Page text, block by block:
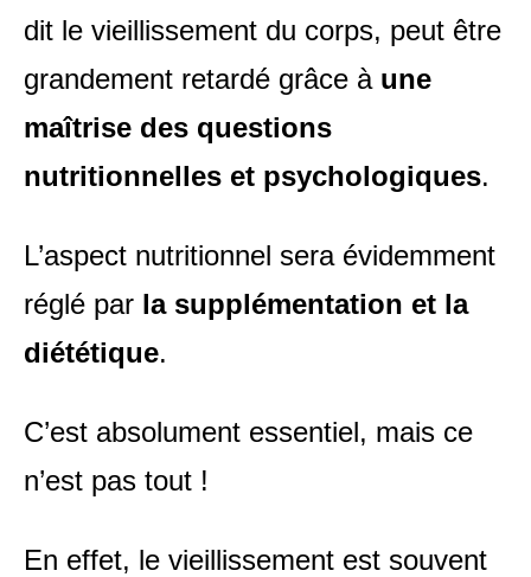
dit le vieillissement du corps, peut être
grandement retardé grâce à une
maîtrise des questions
nutritionnelles et psychologiques.
L’aspect nutritionnel sera évidemment
réglé par la supplémentation et la
diététique.
C’est absolument essentiel, mais ce
n’est pas tout !
En effet, le vieillissement est souvent